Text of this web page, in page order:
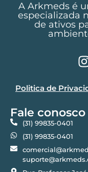
A Arkmeds é
especializada
de ativos
Politica de
Fale conosco
(31) 99835-0401
(31) 99835-0401